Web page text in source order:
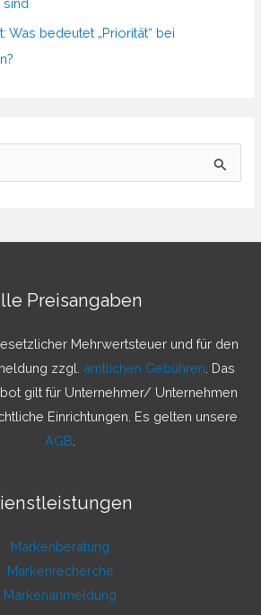
sind
Was bedeutet „Priorität“ bei
Preisangaben
Mehrwertsteuer und für den
zzgl. amtlichen Gebühren . Das
gilt für Unternehmer/ Unternehmen
Einrichtungen. Es gelten unsere
AGB
Markenberatung
Markenrecherche
Markenanmeldung